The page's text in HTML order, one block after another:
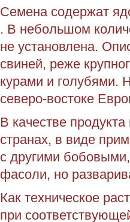
Семена содержат
. В небольшом
не установлена.
свиней, реже
курами и голубями.
северо-востоке
В качестве продукта
странах, в виде
с другими
фасоли, но
Как техническое
при